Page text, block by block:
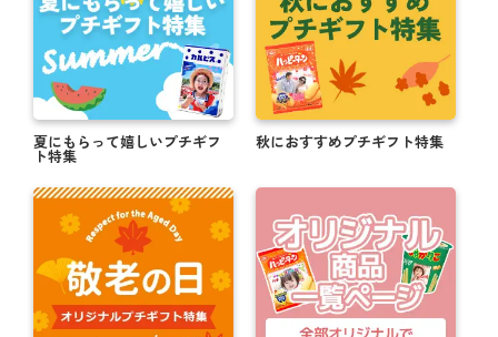
夏にもらって嬉しいプチギフ
ト特集
秋におすすめプチギフト特集